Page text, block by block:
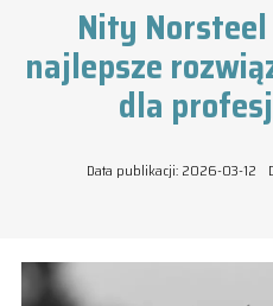
Nity
najlepsze
dla
Data publikacji: 2026-03-12